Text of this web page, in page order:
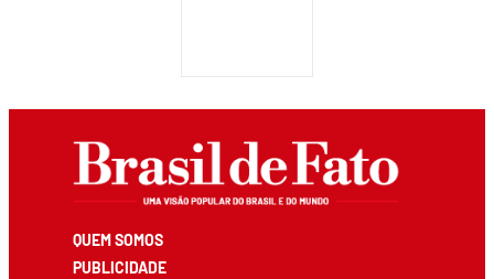
QUEM SOMOS
PUBLICIDADE